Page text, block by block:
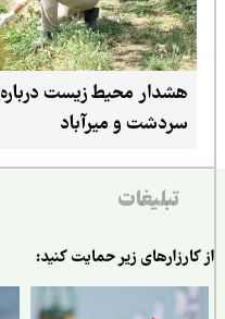
هشدار محیط زیست درباره
سردشت و میرآباد
تبلیغات
زیر حمایت کنید: